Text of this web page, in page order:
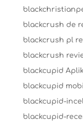
blackcrush de
blackcrush pl
blackcrush
blackcupid
blackcupid
blackcupid-
blackcupid-